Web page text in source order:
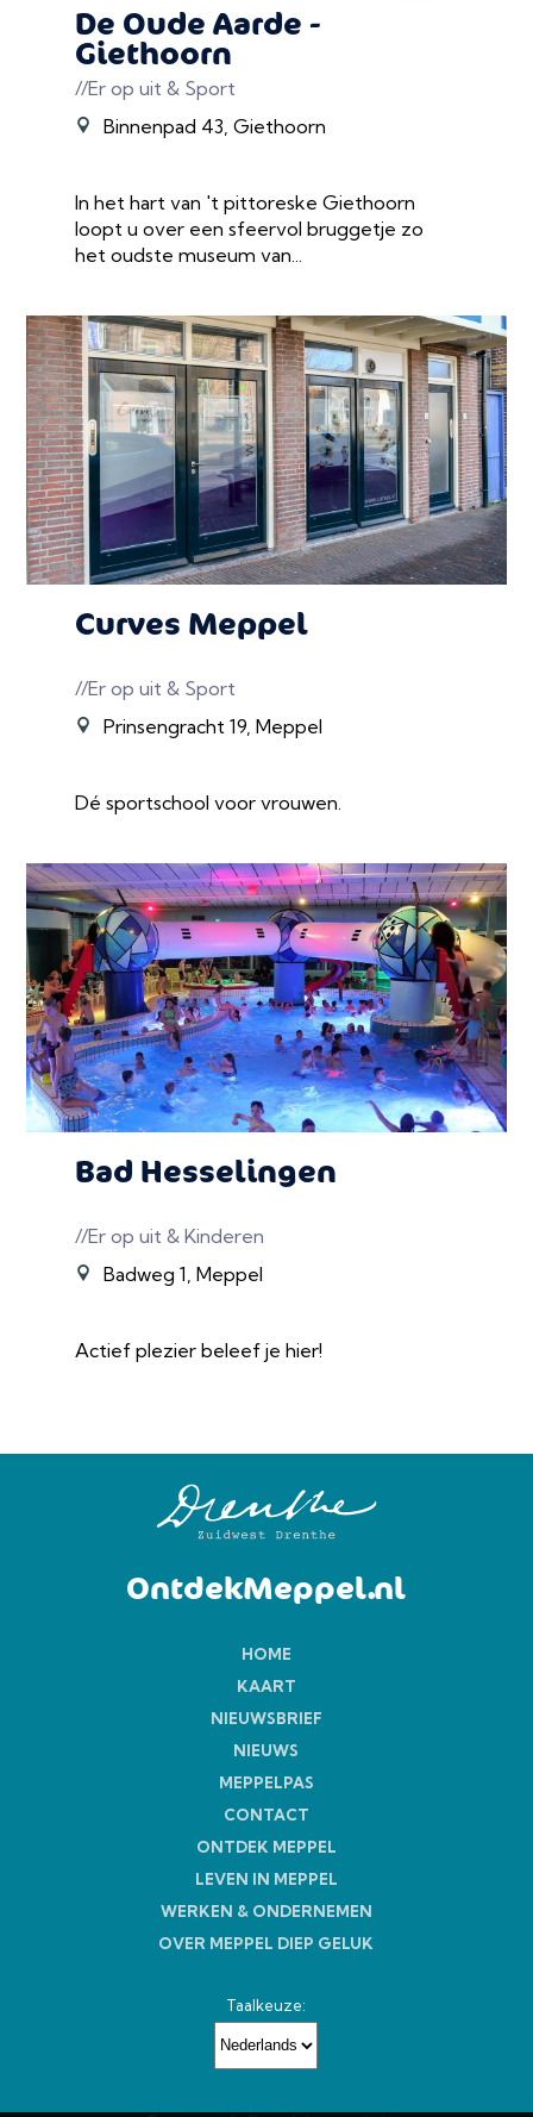
De Oude Aarde -
Giethoorn
//Er op uit & Sport
Binnenpad 43, Giethoorn
In het hart van 't pittoreske Giethoorn
loopt u over een sfeervol bruggetje zo
het oudste museum van...
Curves Meppel
//Er op uit & Sport
Prinsengracht 19, Meppel
Dé sportschool voor vrouwen.
Bad Hesselingen
//Er op uit & Kinderen
Badweg 1, Meppel
Actief plezier beleef je hier!
OntdekMeppel.nl
HOME
KAART
NIEUWSBRIEF
NIEUWS
MEPPELPAS
CONTACT
ONTDEK MEPPEL
LEVEN IN MEPPEL
WERKEN & ONDERNEMEN
OVER MEPPEL DIEP GELUK
Taalkeuze: